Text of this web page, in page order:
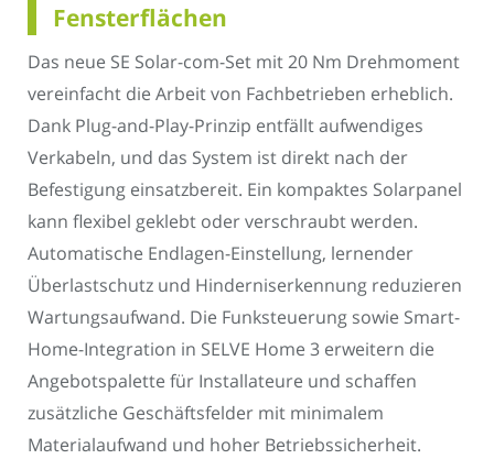
Fensterflächen
Das neue SE Solar-com-Set mit 20 Nm Drehmoment
vereinfacht die Arbeit von Fachbetrieben erheblich.
Dank Plug-and-Play-Prinzip entfällt aufwendiges
Verkabeln, und das System ist direkt nach der
Befestigung einsatzbereit. Ein kompaktes Solarpanel
kann flexibel geklebt oder verschraubt werden.
Automatische Endlagen-Einstellung, lernender
Überlastschutz und Hinderniserkennung reduzieren
Wartungsaufwand. Die Funksteuerung sowie Smart-
Home-Integration in SELVE Home 3 erweitern die
Angebotspalette für Installateure und schaffen
zusätzliche Geschäftsfelder mit minimalem
Materialaufwand und hoher Betriebssicherheit.